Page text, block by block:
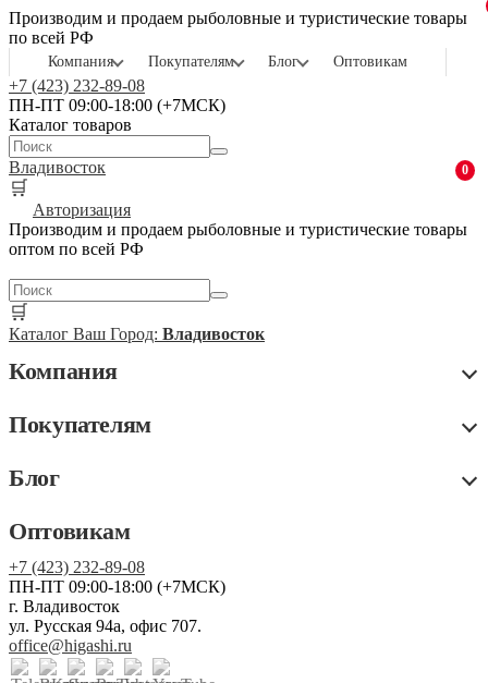
Производим и продаем рыболовные и туристические товары
по всей РФ
Компания Покупателям Блог Оптовикам
+7 (423) 232-89-08
ПН-ПТ 09:00-18:00 (+7МСК)
Каталог товаров
Владивосток
🛒
0
Авторизация
Производим и продаем рыболовные и туристические товары
оптом по всей РФ
🛒
Каталог Ваш Город: Владивосток
Компания
Покупателям
Блог
Оптовикам
+7 (423) 232-89-08
ПН-ПТ 09:00-18:00 (+7МСК)
г. Владивосток
ул. Русская 94а, офис 707.
office@higashi.ru